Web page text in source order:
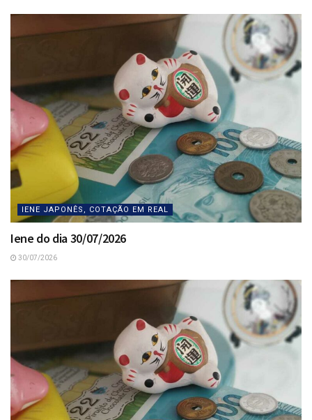
IENE JAPONÊS, COTAÇÃO EM REAL
Iene do dia 30/07/2026
30/07/2026